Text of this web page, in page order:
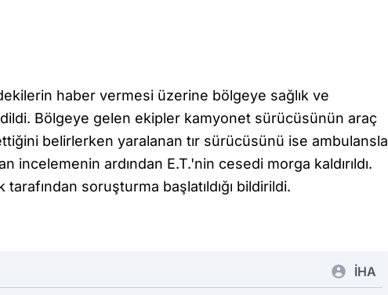
haber vermesi üzerine bölgeye sağlık ve
Bölgeye gelen ekipler kamyonet sürücüsünün araç
belirlerken yaralanan tır sürücüsünü ise ambulansla
incelemenin ardından E.T.'nin cesedi morga kaldırıldı.
tarafından soruşturma başlatıldığı bildirildi.
İHA